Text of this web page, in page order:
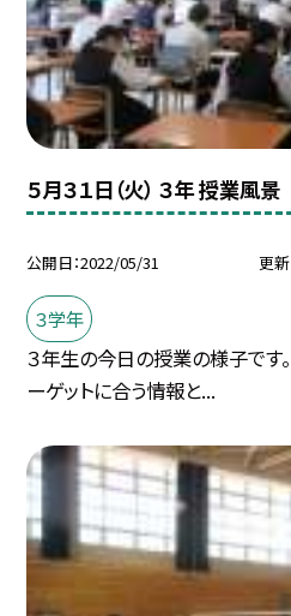
５月３１日（火） ３年 授業風景
公開日 2022/05/31 更
３学年
３年生の今日の授業の様子です
ーゲットに合う情報と...